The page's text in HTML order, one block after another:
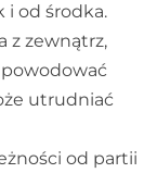
i od środka.
z zewnątrz,
utrudniać
od partii